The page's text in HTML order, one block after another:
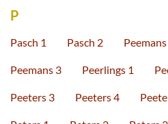
P
Pasch 1 Pasch 2 Peemans
Peemans 3 Peerlings 1
Peeters 3 Peeters 4